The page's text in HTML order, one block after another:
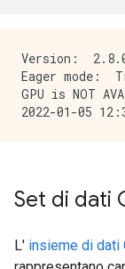
Version:
Eager mode:
GPU is NOT
Set di dati
L' insieme di dati